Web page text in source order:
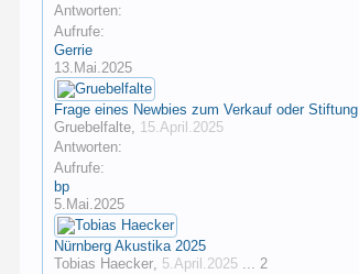
Antworten:
Aufrufe:
Gerrie
13.Mai.2025
Frage eines Newbies zum Verkauf oder Stiftung
Gruebelfalte, 15.April.2025
Antworten:
Aufrufe:
bp
5.Mai.2025
Nürnberg Akustika 2025
Tobias Haecker, 5.April.2025 ... 2